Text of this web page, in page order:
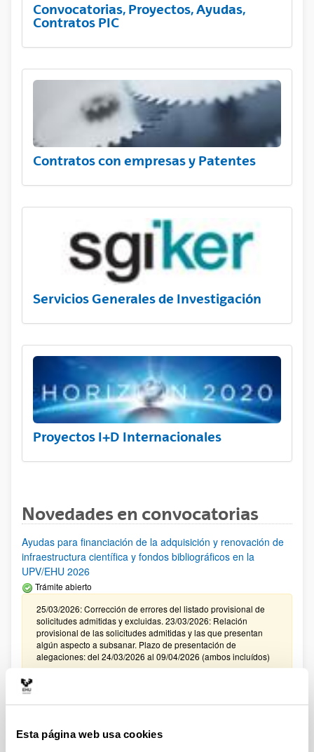
Esta página web usa cookies
Convocatorias, Proyectos, Ayudas,
Contratos PIC
Contratos con empresas y Patentes
Servicios Generales de Investigación
Proyectos I+D Internacionales
Novedades en convocatorias
Ayudas para financiación de la adquisición y renovación de
infraestructura científica y fondos bibliográficos en la
UPV/EHU 2026
Trámite abierto
25/03/2026: Corrección de errores del listado provisional de
solicitudes admitidas y excluidas. 23/03/2026: Relación
provisional de las solicitudes admitidas y las que presentan
algún aspecto a subsanar. Plazo de presentación de
alegaciones: del 24/03/2026 al 09/04/2026 (ambos incluídos)
Convocatoria de ayudas para el fomento de la cultura
científica, tecnológica y de la innovación (FECYT) 2026
Plazo interno para envío documentación: propuestas